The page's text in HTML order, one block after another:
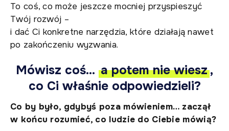
To coś, co może jeszcze mocniej przyspieszyć
Twój rozwój –
i dać Ci konkretne narzędzia, które działają nawet
po zakończeniu wyzwania.
Mówisz coś… a potem nie wiesz ,
co Ci właśnie odpowiedzieli?
Co by było, gdybyś poza mówieniem… zaczął
w końcu rozumieć, co ludzie do Ciebie mówią?